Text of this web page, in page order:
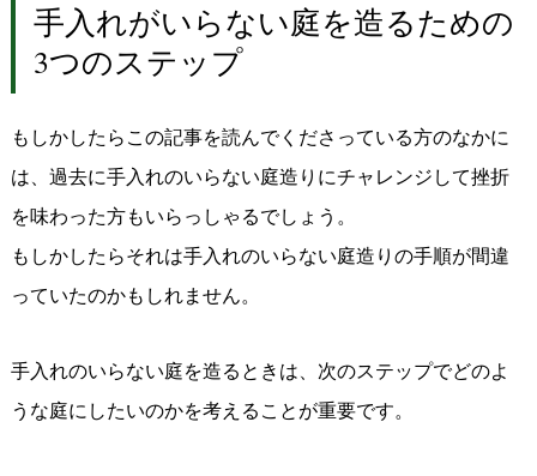
手入れがいらない庭を造るための
3つのステップ
もしかしたらこの記事を読んでくださっている方のなかに
は、過去に手入れのいらない庭造りにチャレンジして挫折
を味わった方もいらっしゃるでしょう。
もしかしたらそれは手入れのいらない庭造りの手順が間違
っていたのかもしれません。
手入れのいらない庭を造るときは、次のステップでどのよ
うな庭にしたいのかを考えることが重要です。